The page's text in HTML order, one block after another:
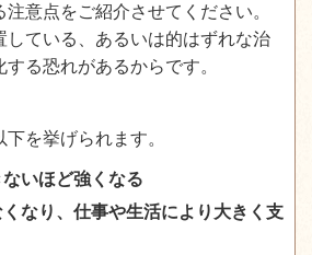
意点をご紹介させてください。
している、あるいは的はずれな治
る恐れがあるからです。
を挙げられます。
いほど強くなる
なり、仕事や生活により大きく支